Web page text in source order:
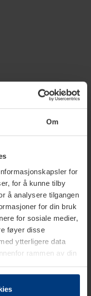
Om
for
for å kunne tilby
å analysere tilgangen
for din bruk
for sosiale medier,
føyer disse
ytterligere data
rammen av din
på din
for drift av